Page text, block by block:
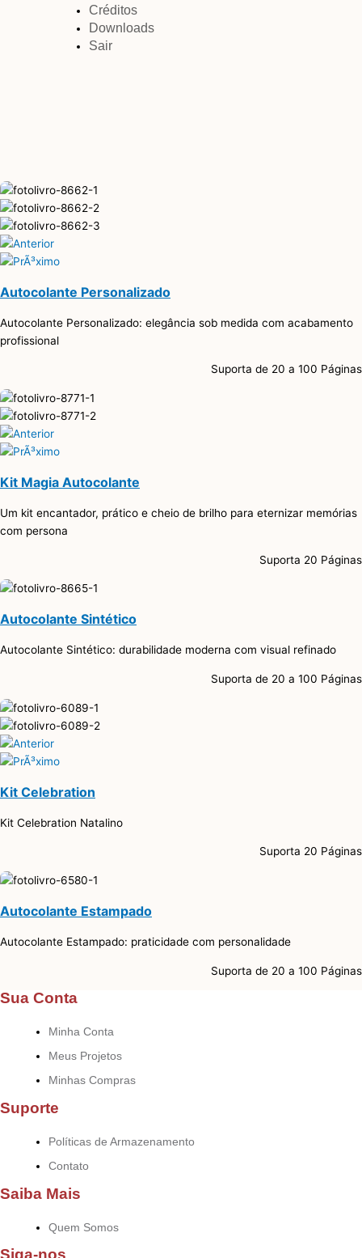
Créditos
Downloads
Sair
Autocolante Personalizado
Autocolante Personalizado: elegância sob medida com acabamento
profissional
Suporta de 20 a 100 Páginas
Kit Magia Autocolante
Um kit encantador, prático e cheio de brilho para eternizar memórias
com persona
Suporta 20 Páginas
Autocolante Sintético
Autocolante Sintético: durabilidade moderna com visual refinado
Suporta de 20 a 100 Páginas
Kit Celebration
Kit Celebration Natalino
Suporta 20 Páginas
Autocolante Estampado
Autocolante Estampado: praticidade com personalidade
Suporta de 20 a 100 Páginas
Sua Conta
Minha Conta
Meus Projetos
Minhas Compras
Suporte
Políticas de Armazenamento
Contato
Saiba Mais
Quem Somos
Siga-nos